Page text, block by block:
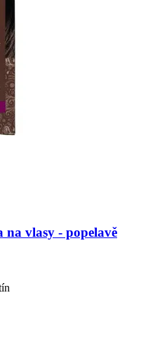
vlasy -​ popelavě